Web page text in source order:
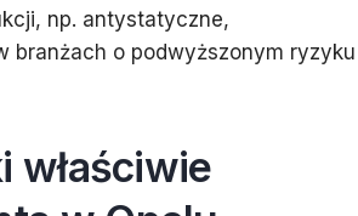
np. antystatyczne,
branżach o podwyższonym ryzyku
właściwie